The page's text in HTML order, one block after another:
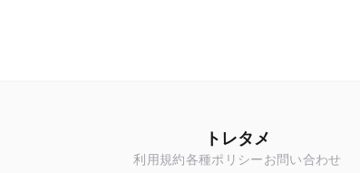
トレタメ
利用規約各種ポリシーお問い合わせ